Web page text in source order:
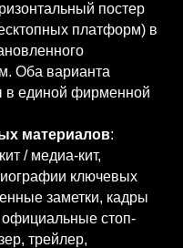
постер
платформ) в
Оба варианта
единой фирменной
материалов:
/ медиа-кит,
ключевых
заметки, кадры
стоп-
трейлер,